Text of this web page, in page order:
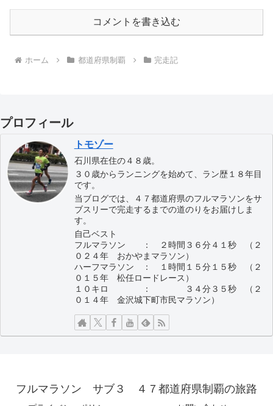
コメントを書き込む
ホーム 都道府県制覇 完走記
プロフィール
トモゾー
石川県在住の４８歳。
３０歳からランニングを始めて、ラン歴１８年目
です。
当ブログでは、４７都道府県のフルマラソンをサ
ブスリーで完走するまでの道のりをお届けしま
す。
自己ベスト
フルマラソン ： ２時間３６分４１秒 （２
０２４年 おかやまマラソン）
ハーフマラソン ： １時間１５分１５秒 （２
０１５年 松任ロードレース）
１０キロ ： ３４分３５秒 （２
０１４年 金沢城下町市民マラソン）
フルマラソン サブ３ ４７都道府県制覇の旅路